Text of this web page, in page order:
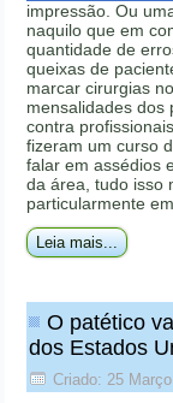
impressão. Ou
naquilo que em
quantidade de
queixas de
marcar cirurgias
mensalidades dos
contra
fizeram um curso
falar em assédios
da área, tudo isso
particularmente
Leia mais...
O patético
dos Estados
Criado: 25